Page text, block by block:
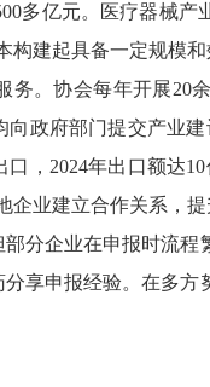
多亿元。医疗器械
建起具备一定规模
。协会每年开展20
政府部门提交产业
，2024年出口额达
业建立合作关系，提
分企业在申报时流
享申报经验。在多方